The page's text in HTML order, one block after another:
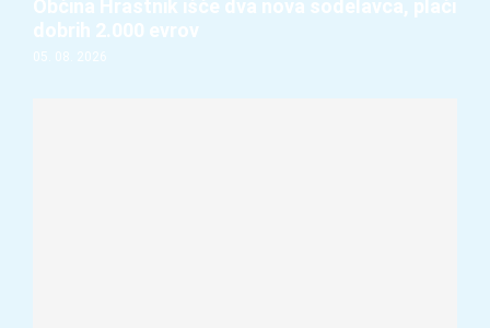
Občina Hrastnik išče dva nova sodelavca, plači
dobrih 2.000 evrov
05. 08. 2026